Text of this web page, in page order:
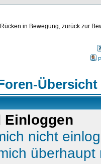
Rücken in Bewegung, zurück zur
Übersicht
Einloggen
nicht
überhaupt